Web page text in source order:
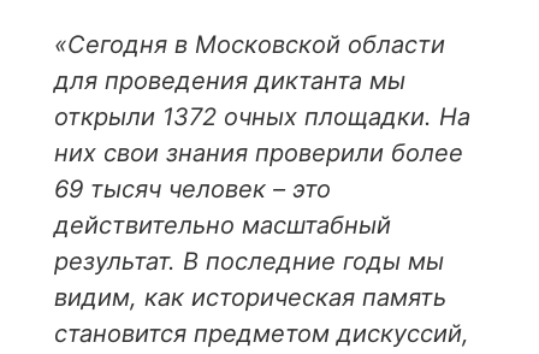
«Сегодня в Московской области
для проведения диктанта мы
открыли 1372 очных площадки. На
них свои знания проверили более
69 тысяч человек – это
действительно масштабный
результат. В последние годы мы
видим, как историческая память
становится предметом дискуссий,